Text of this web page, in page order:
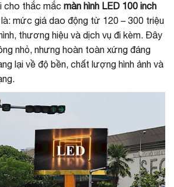
cho thắc mắc màn hình LED 100 inch
là: mức giá dao động từ 120 – 300 triệu
thương hiệu và dịch vụ đi kèm. Đây
nhỏ, nhưng hoàn toàn xứng đáng
lại về độ bền, chất lượng hình ảnh và